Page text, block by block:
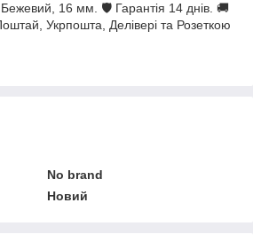
16 мм. 🛡 Гарантія 14 днів. 🚚
Укрпошта, Делівері та Розеткою
No brand
Новий